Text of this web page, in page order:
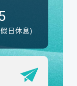
日休息)